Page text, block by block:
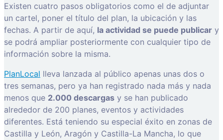
Existen cuatro pasos obligatorios como el de adjuntar
un cartel, poner el título del plan, la ubicación y las
fechas. A partir de aquí, la actividad se puede publicar y
se podrá ampliar posteriormente con cualquier tipo de
información sobre la misma.
PlanLocal lleva lanzada al público apenas unas dos o
tres semanas, pero ya han registrado nada más y nada
menos que 2.000 descargas y se han publicado
alrededor de 200 planes, eventos y actividades
diferentes. Está teniendo su especial éxito en zonas de
Castilla y León, Aragón y Castilla-La Mancha, lo que